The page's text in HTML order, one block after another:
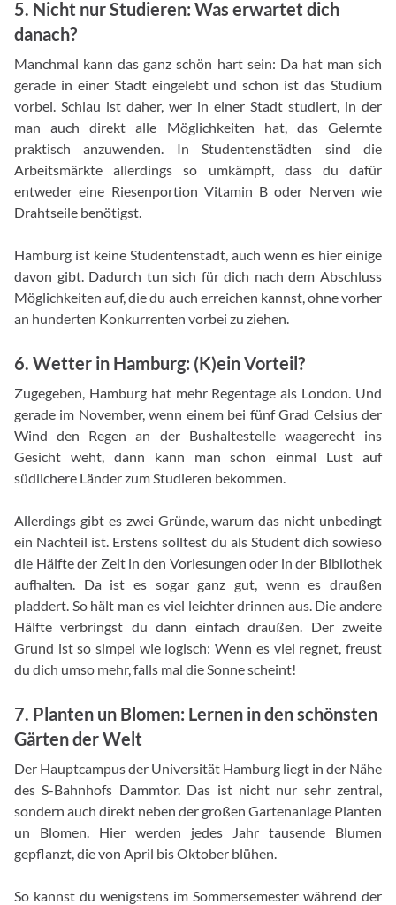
5. Nicht nur Studieren: Was erwartet dich
danach?
Manchmal kann das ganz schön hart sein: Da hat man sich
gerade in einer Stadt eingelebt und schon ist das Studium
vorbei. Schlau ist daher, wer in einer Stadt studiert, in der
man auch direkt alle Möglichkeiten hat, das Gelernte
praktisch anzuwenden. In Studentenstädten sind die
Arbeitsmärkte allerdings so umkämpft, dass du dafür
entweder eine Riesenportion Vitamin B oder Nerven wie
Drahtseile benötigst.
Hamburg ist keine Studentenstadt, auch wenn es hier einige
davon gibt. Dadurch tun sich für dich nach dem Abschluss
Möglichkeiten auf, die du auch erreichen kannst, ohne vorher
an hunderten Konkurrenten vorbei zu ziehen.
6. Wetter in Hamburg: (K)ein Vorteil?
Zugegeben, Hamburg hat mehr Regentage als London. Und
gerade im November, wenn einem bei fünf Grad Celsius der
Wind den Regen an der Bushaltestelle waagerecht ins
Gesicht weht, dann kann man schon einmal Lust auf
südlichere Länder zum Studieren bekommen.
Allerdings gibt es zwei Gründe, warum das nicht unbedingt
ein Nachteil ist. Erstens solltest du als Student dich sowieso
die Hälfte der Zeit in den Vorlesungen oder in der Bibliothek
aufhalten. Da ist es sogar ganz gut, wenn es draußen
pladdert. So hält man es viel leichter drinnen aus. Die andere
Hälfte verbringst du dann einfach draußen. Der zweite
Grund ist so simpel wie logisch: Wenn es viel regnet, freust
du dich umso mehr, falls mal die Sonne scheint!
7. Planten un Blomen: Lernen in den schönsten
Gärten der Welt
Der Hauptcampus der Universität Hamburg liegt in der Nähe
des S-Bahnhofs Dammtor. Das ist nicht nur sehr zentral,
sondern auch direkt neben der großen Gartenanlage Planten
un Blomen. Hier werden jedes Jahr tausende Blumen
gepflanzt, die von April bis Oktober blühen.
So kannst du wenigstens im Sommersemester während der